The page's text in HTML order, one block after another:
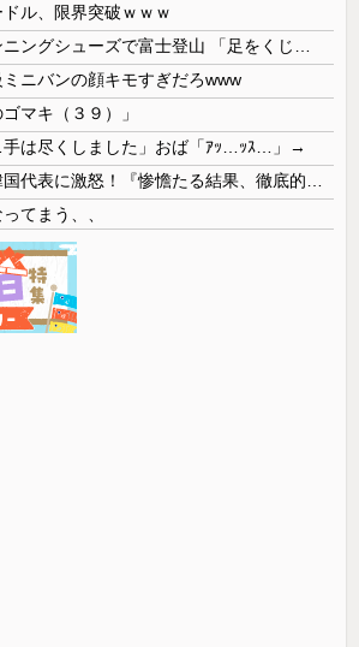
ドル、限界突破ｗｗｗ
ミニバンの顔キモすぎだろwww
マキ（３９）」
手は尽くしました」おば「ｱｯ…ｯｽ…」→
てまう、、